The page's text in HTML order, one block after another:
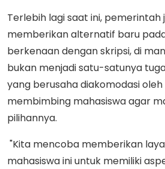
Terlebih lagi saat ini, pemerintah
memberikan alternatif baru
berkenaan dengan skripsi, di
bukan menjadi satu-satunya
yang berusaha diakomodasi oleh
membimbing mahasiswa agar
pilihannya.
"Kita mencoba memberikan
mahasiswa ini untuk memiliki